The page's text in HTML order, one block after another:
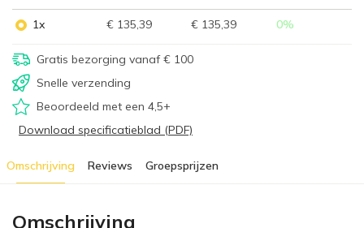
1x € 135,39 € 135,39 0%
Gratis bezorging vanaf € 100
Snelle verzending
Beoordeeld met een 4,5+
Download specificatieblad (PDF)
Omschrijving Reviews Groepsprijzen
Omschrijving